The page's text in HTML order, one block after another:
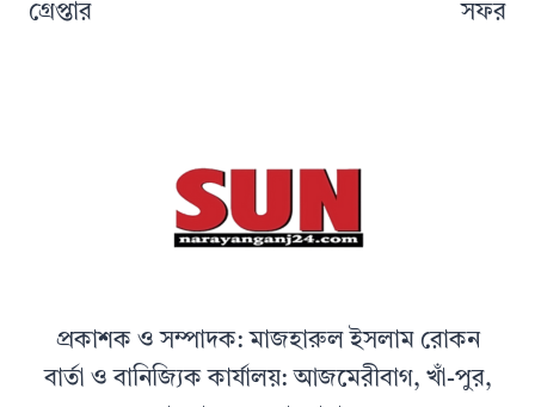
গ্রেপ্তার
সফর
প্রকাশক ও সম্পাদক: মাজহারুল ইসলাম রোকন
বার্তা ও বানিজ্যিক কার্যালয়: আজমেরীবাগ, খাঁ-পুর,